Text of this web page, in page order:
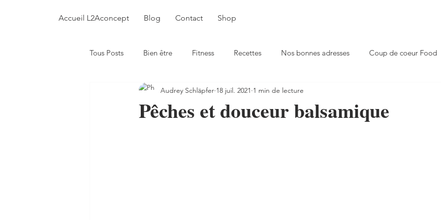
Accueil L2Aconcept Blog Contact Shop
Tous Posts Bien être Fitness Recettes Nos bonnes adresses Coup de coeur Food
Conversation&interview Vallée d'Aoste
Pêches et douceur balsamique
Audrey Schläpfer 18 juil. 2021 1 min de lecture